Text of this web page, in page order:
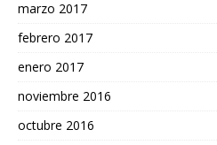
marzo 2017
febrero 2017
enero 2017
noviembre 2016
octubre 2016